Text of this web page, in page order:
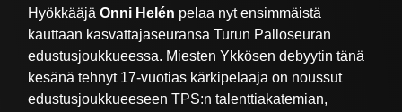
HyökkääjäOnni Helén pelaa nyt ensimmäistä
kauttaan kasvattajaseuransa Turun Palloseuran
edustusjoukkueessa. Miesten Ykkösen debyytin tänä
kesänä tehnyt 17-vuotias kärkipelaaja on noussut
edustusjoukkueeseen TPS:n talenttiakatemian,